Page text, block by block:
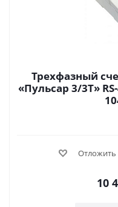
Трехфазный
«Пульсар 3/3Т»
Отложить
10